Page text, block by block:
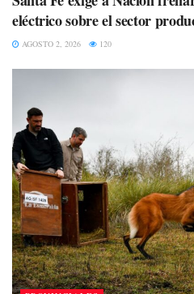
eléctrico sobre el sector
AGOSTO 2, 2026 120